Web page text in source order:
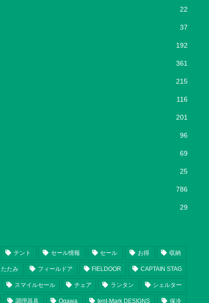
22
37
192
361
215
116
201
96
69
25
786
29
テント セール情報 セール お得 収納
たみ フィールドア FIELDOOR CAPTAIN STAG
スマイルセール チェア ランタン シェルター
調理器具 Ogawa tent-Mark DESIGNS 保冷